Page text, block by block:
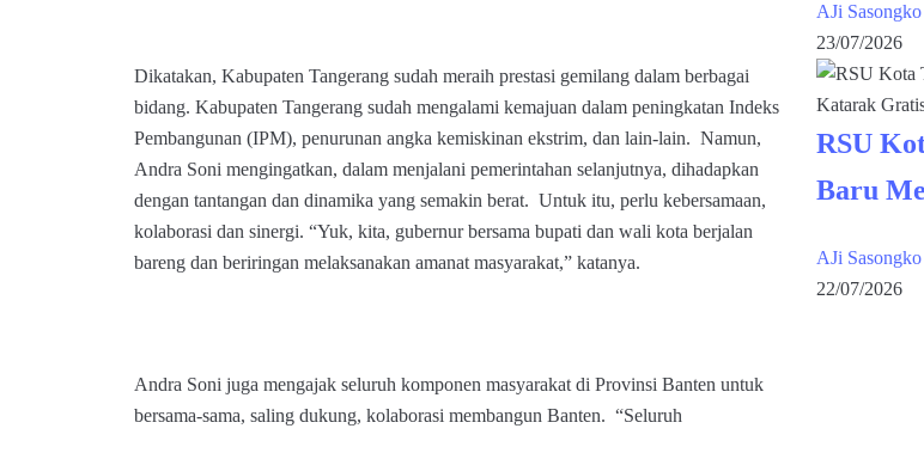
Dikatakan, Kabupaten Tangerang sudah meraih prestasi gemilang dalam berbagai
bidang. Kabupaten Tangerang sudah mengalami kemajuan dalam peningkatan Indeks
Pembangunan (IPM), penurunan angka kemiskinan ekstrim, dan lain-lain. Namun,
Andra Soni mengingatkan, dalam menjalani pemerintahan selanjutnya, dihadapkan
dengan tantangan dan dinamika yang semakin berat. Untuk itu, perlu kebersamaan,
kolaborasi dan sinergi. “Yuk, kita, gubernur bersama bupati dan wali kota berjalan
bareng dan beriringan melaksanakan amanat masyarakat,” katanya.
Andra Soni juga mengajak seluruh komponen masyarakat di Provinsi Banten untuk
bersama-sama, saling dukung, kolaborasi membangun Banten. “Seluruh
AJi Sasongko
23/07/2026
RSU
Baru
AJi Sasongko
22/07/2026